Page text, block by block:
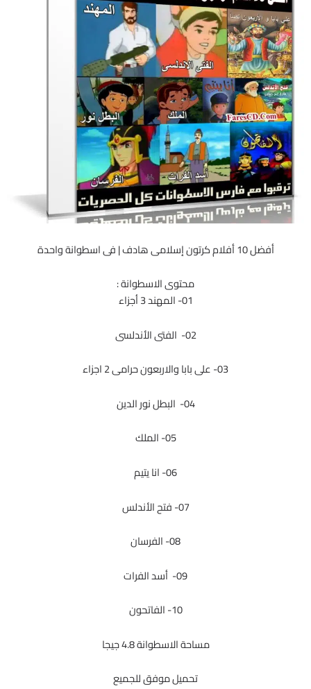
أفضل 10 أفلام كرتون إسلامى هادف | فى اسطوانة واحدة
محتوى الاسطوانة :
01- المهند 3 أجزاء
02- الفتى الأندلسى
03- على بابا والاربعون حرامى 2 اجزاء
04- البطل نور الدين
05- الملك
06- انا يتيم
07- فتح الأندلس
08- الفرسان
09- أسد الفرات
10- الفاتحون
مساحة الاسطوانة 4.8 جيجا
تحميل موفق للجميع